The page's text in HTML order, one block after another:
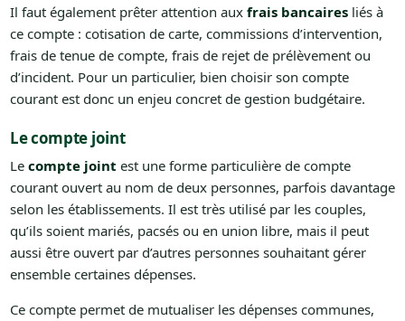
Il faut également prêter attention aux frais bancairesliés à
ce compte : cotisation de carte, commissions d’intervention,
frais de tenue de compte, frais de rejet de prélèvement ou
d’incident. Pour un particulier, bien choisir son compte
courant est donc un enjeu concret de gestion budgétaire.
Le compte joint
Le compte joint est une forme particulière de compte
courant ouvert au nom de deux personnes, parfois davantage
selon les établissements. Il est très utilisé par les couples,
qu’ils soient mariés, pacsés ou en union libre, mais il peut
aussi être ouvert par d’autres personnes souhaitant gérer
ensemble certaines dépenses.
Ce compte permet de mutualiser les dépenses communes,